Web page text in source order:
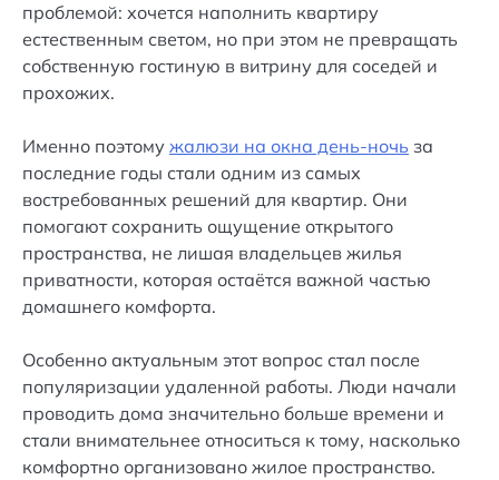
проблемой: хочется наполнить квартиру
естественным светом, но при этом не превращать
собственную гостиную в витрину для соседей и
прохожих.
Именно поэтому жалюзи на окна день-ночь за
последние годы стали одним из самых
востребованных решений для квартир. Они
помогают сохранить ощущение открытого
пространства, не лишая владельцев жилья
приватности, которая остаётся важной частью
домашнего комфорта.
Особенно актуальным этот вопрос стал после
популяризации удаленной работы. Люди начали
проводить дома значительно больше времени и
стали внимательнее относиться к тому, насколько
комфортно организовано жилое пространство.